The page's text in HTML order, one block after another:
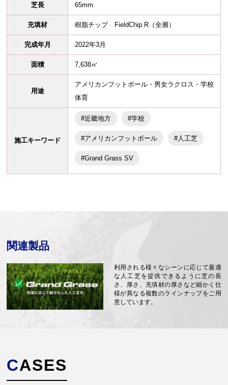
芝長 65mm
充填材 樹脂チップ FieldChip R（全層）
完成年月 2022年3月
面積 7,638㎡
用途
アメリカンフットボール・男女ラクロス・学校
体育
施工キーワード
#近畿地方 #学校
#アメリカンフットボール #人工芝
#Grand Grass SV
関連製品
利用される様々なシーンに応じて最適
な人工芝を提供できるように芝の長
さ、厚さ、充填材の厚さなど細かく仕
様が異なる複数のラインナップをご用
意しています。
CASES